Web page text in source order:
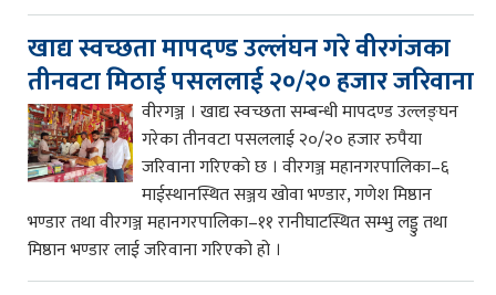
खाद्य स्वच्छता मापदण्ड उल्लंघन गरे वीरगंजका
तीनवटा मिठाई पसललाई २०/२० हजार जरिवाना
वीरगञ्ज । खाद्य स्वच्छता सम्बन्धी मापदण्ड उल्लङ्घन
गरेका तीनवटा पसललाई २०/२० हजार रुपैया
जरिवाना गरिएको छ । वीरगञ्ज महानगरपालिका–६
माईस्थानस्थित सञ्जय खोवा भण्डार, गणेश मिष्ठान
भण्डार तथा वीरगञ्ज महानगरपालिका–११ रानीघाटस्थित सम्भु लड्डु तथा
मिष्ठान भण्डार लाई जरिवाना गरिएको हो ।